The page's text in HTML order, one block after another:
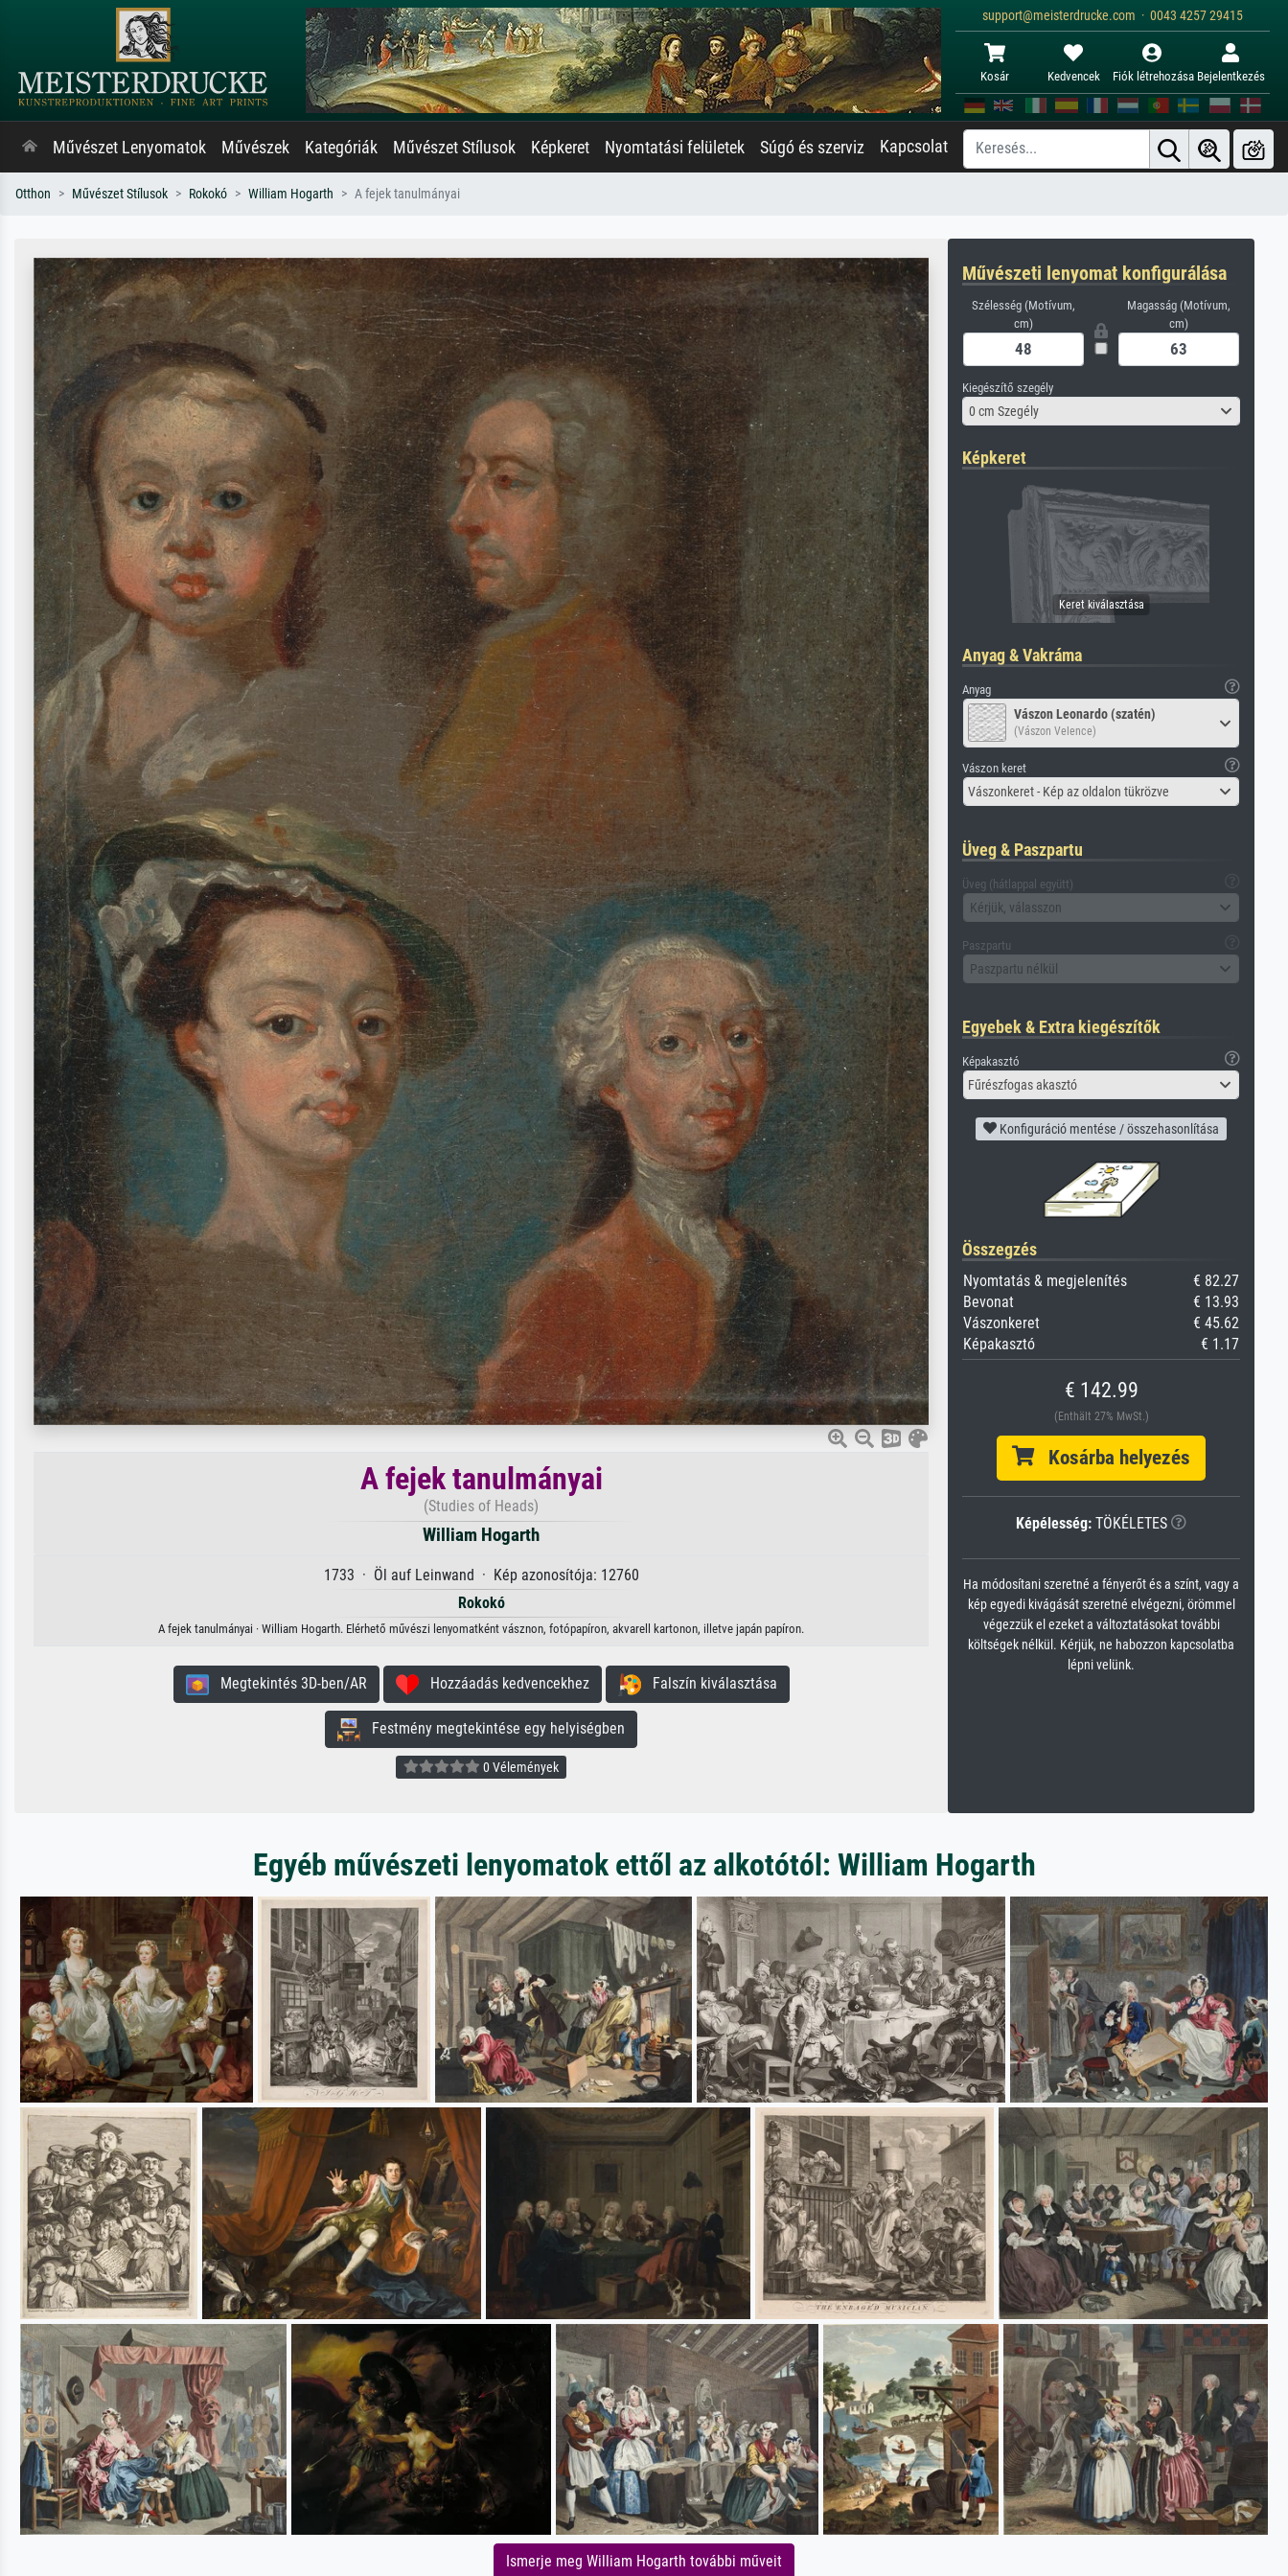
support@meisterdrucke.com · 0043 4257 29415
Kosár Kedvencek Fiók létrehozása Bejelentkezés
Művészet Lenyomatok Művészek Kategóriák Művészet Stílusok Képkeret Nyomtatási felületek Súgó és szerviz Kapcsolat
Otthon Művészet Stílusok Rokokó William Hogarth A fejek tanulmányai
A fejek tanulmányai
(Studies of Heads)
William Hogarth
1733 · Öl auf Leinwand · Kép azonosítója: 12760
Rokokó
A fejek tanulmányai · William Hogarth. Elérhető művészi lenyomatként vásznon, fotópapíron, akvarell kartonon, illetve japán papíron.
Megtekintés 3D-ben/AR Hozzáadás kedvencekhez Falszín kiválasztása
Festmény megtekintése egy helyiségben
0 Vélemények
Művészeti lenyomat konfigurálása
Szélesség (Motívum,
cm)
Magasság (Motívum,
cm)
Kiegészítő szegély
0 cm Szegély
Képkeret
Anyag & Vakráma
Anyag
Vászon Leonardo (szatén)
(Vászon Velence)
Vászon keret
Vászonkeret - Kép az oldalon tükrözve
Üveg & Paszpartu
Üveg (hátlappal együtt)
Kérjük, válasszon
Paszpartu
Paszpartu nélkül
Egyebek & Extra kiegészítők
Képakasztó
Fűrészfogas akasztó
Konfiguráció mentése / összehasonlítása
Összegzés
Nyomtatás & megjelenítés
€ 82.27
Bevonat
€ 13.93
Vászonkeret
€ 45.62
Képakasztó
€ 1.17
€ 142.99
(Enthält 27% MwSt.)
Kosárba helyezés
Képélesség: TÖKÉLETES
Ha módosítani szeretné a fényerőt és a színt, vagy a
kép egyedi kivágását szeretné elvégezni, örömmel
végezzük el ezeket a változtatásokat további
költségek nélkül. Kérjük, ne habozzon kapcsolatba
lépni velünk.
Egyéb művészeti lenyomatok ettől az alkotótól: William Hogarth
Ismerje meg William Hogarth további műveit